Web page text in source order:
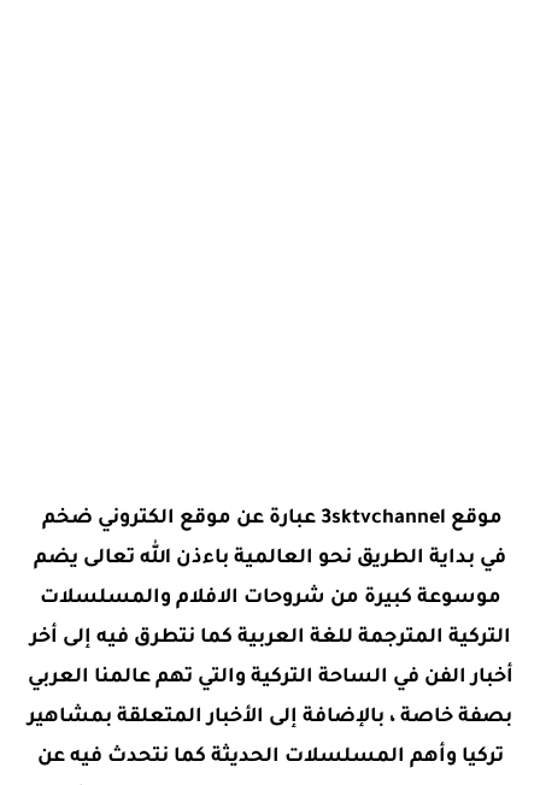
موقع 3sktvchannel عبارة عن موقع الكتروني ضخم
في بداية الطريق نحو العالمية باءذن الله تعالى يضم
موسوعة كبيرة من شروحات الافلام والمسلسلات
التركية المترجمة للغة العربية كما نتطرق فيه إلى أخر
أخبار الفن في الساحة التركية والتي تهم عالمنا العربي
بصفة خاصة ، بالإضافة إلى الأخبار المتعلقة بمشاهير
تركيا وأهم المسلسلات الحديثة كما نتحدث فيه عن